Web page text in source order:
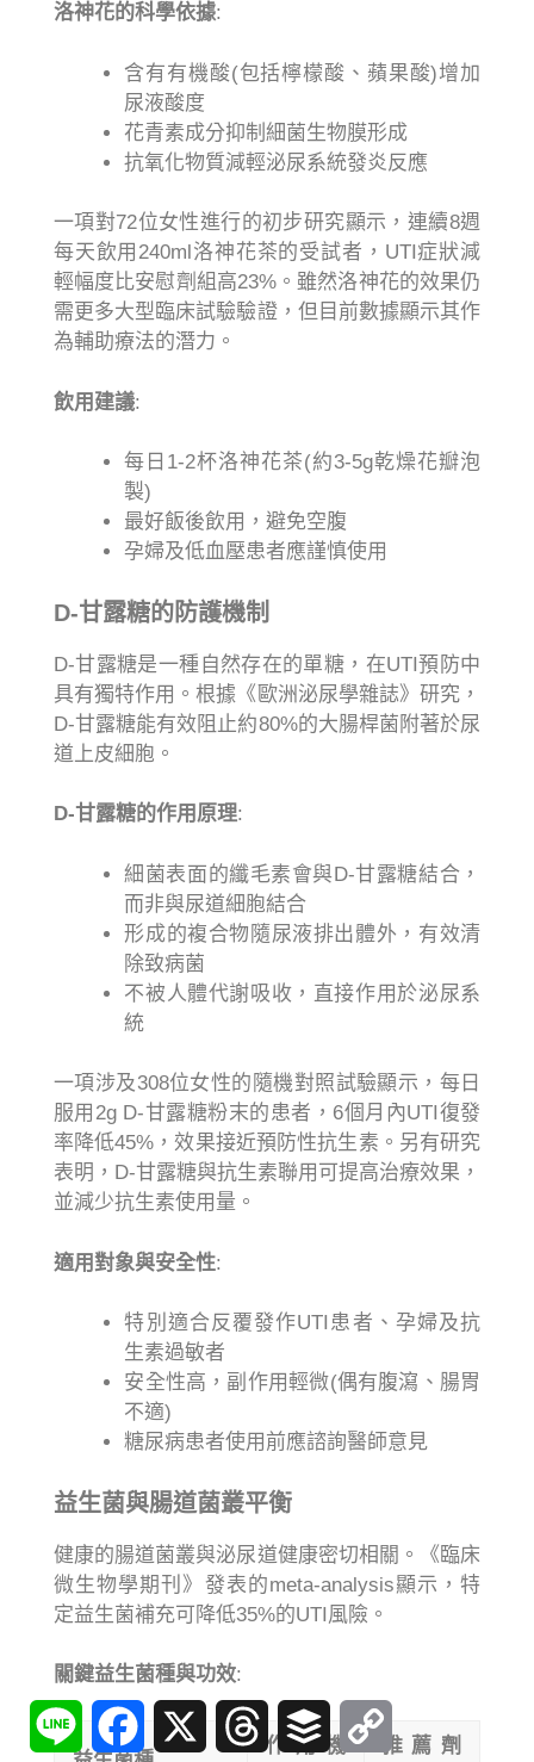
洛神花的科學依據:
含有有機酸(包括檸檬酸、蘋果酸)增加
尿液酸度
花青素成分抑制細菌生物膜形成
抗氧化物質減輕泌尿系統發炎反應
一項對72位女性進行的初步研究顯示，連續8週
每天飲用240ml洛神花茶的受試者，UTI症狀減
輕幅度比安慰劑組高23%。雖然洛神花的效果仍
需更多大型臨床試驗驗證，但目前數據顯示其作
為輔助療法的潛力。
飲用建議:
每日1-2杯洛神花茶(約3-5g乾燥花瓣泡
製)
最好飯後飲用，避免空腹
孕婦及低血壓患者應謹慎使用
D-甘露糖的防護機制
D-甘露糖是一種自然存在的單糖，在UTI預防中
具有獨特作用。根據《歐洲泌尿學雜誌》研究，
D-甘露糖能有效阻止約80%的大腸桿菌附著於尿
道上皮細胞。
D-甘露糖的作用原理:
細菌表面的纖毛素會與D-甘露糖結合，
而非與尿道細胞結合
形成的複合物隨尿液排出體外，有效清
除致病菌
不被人體代謝吸收，直接作用於泌尿系
統
一項涉及308位女性的隨機對照試驗顯示，每日
服用2g D-甘露糖粉末的患者，6個月內UTI復發
率降低45%，效果接近預防性抗生素。另有研究
表明，D-甘露糖與抗生素聯用可提高治療效果，
並減少抗生素使用量。
適用對象與安全性:
特別適合反覆發作UTI患者、孕婦及抗
生素過敏者
安全性高，副作用輕微(偶有腹瀉、腸胃
不適)
糖尿病患者使用前應諮詢醫師意見
益生菌與腸道菌叢平衡
健康的腸道菌叢與泌尿道健康密切相關。《臨床
微生物學期刊》發表的meta-analysis顯示，特
定益生菌補充可降低35%的UTI風險。
關鍵益生菌種與功效:
作用機 推薦劑
Line FacebookX Threads Buffer
Link